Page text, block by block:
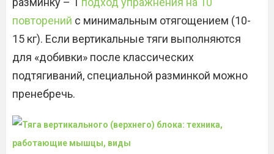
повторений с минимальным отягощением (10-
15 кг). Если вертикальные тяги выполняются
для «добивки» после классических
подтягиваний, специальной разминкой можно
пренебречь.